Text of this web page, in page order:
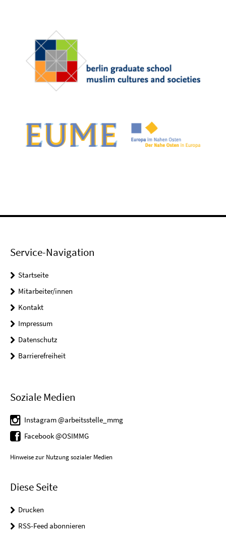
Service-Navigation
Startseite
Mitarbeiter/innen
Kontakt
Impressum
Datenschutz
Barrierefreiheit
Soziale Medien
Instagram @arbeitsstelle_mmg
Facebook @OSIMMG
Hinweise zur Nutzung sozialer Medien
Diese Seite
Drucken
RSS-Feed abonnieren